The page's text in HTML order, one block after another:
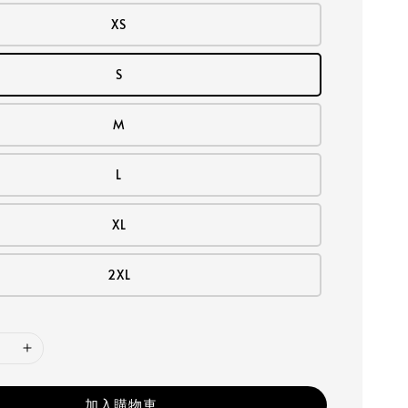
XS
S
M
L
XL
2XL
加入購物車